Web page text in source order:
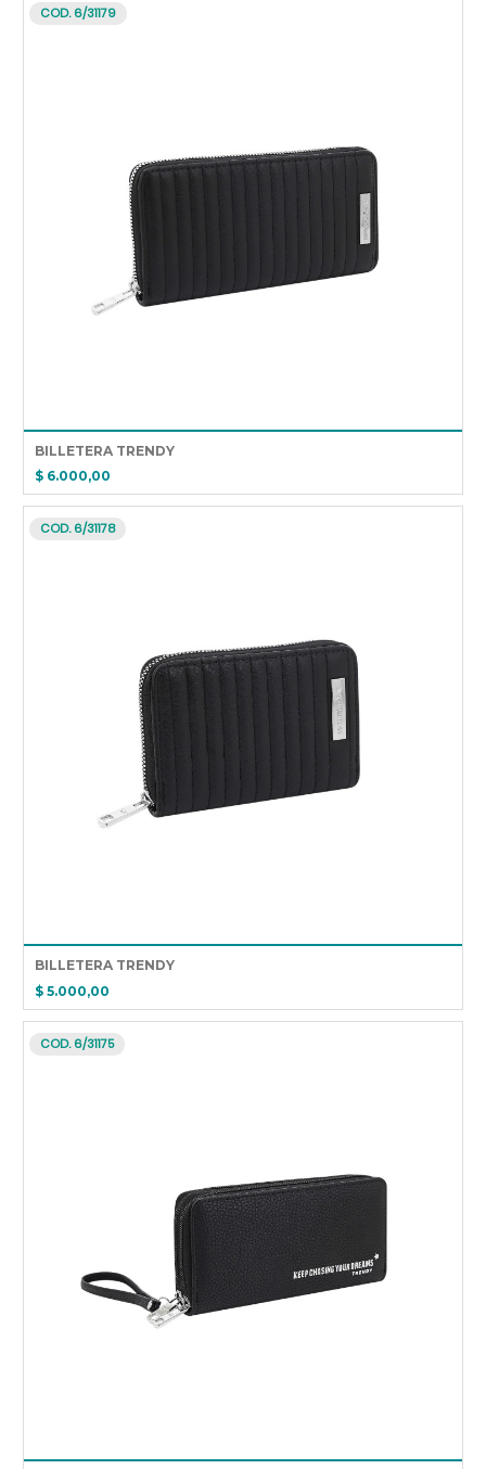
COD. 6/31179
BILLETERA TRENDY
$ 6.000,00
COD. 6/31178
BILLETERA TRENDY
$ 5.000,00
COD. 6/31175